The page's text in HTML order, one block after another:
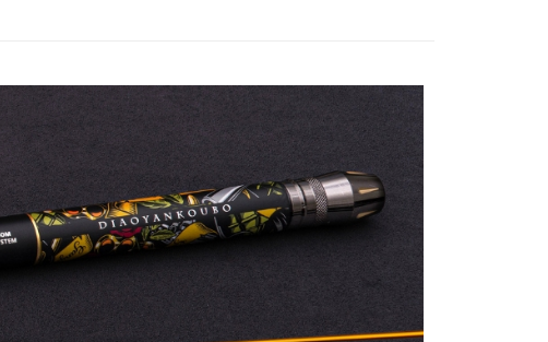
，訂單才得以成立**)